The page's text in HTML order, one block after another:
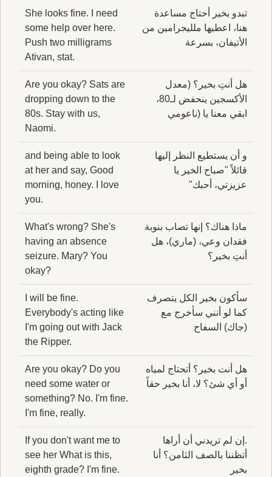
تبدو بخير أحتاج مساعدة
هنا، اعطيها ملليجرامين من
الأتيفان، بسرعة
She looks fine. I need
some help over here.
Push two milligrams
Ativan, stat.
هل أنتِ بخير؟ (معدل
الأكسجين ينحفض لـ80،
ابقي معنا يا (ناعومي
Are you okay? Sats are
dropping down to the
80s. Stay with us,
Naomi.
و أن يستطيع النظر إليها
قائلاً "صباح الخير يا
عزيزتي، أحبك"
and being able to look
at her and say, Good
morning, honey. I love
you.
ماذا هناك؟ إنها تصاب بنوبة
فقدان وعي، (ماري)، هل
أنتِ بخير؟
What's wrong? She's
having an absence
seizure. Mary? You
okay?
سأكون بخير الكل يتصرف
كما لو أنني سأخرج مع
(جاك) السفاح
I will be fine.
Everybody's acting like
I'm going out with Jack
the Ripper.
هل أنت بخير؟ أتحتاج لمياه
أو أي شئ؟ لا، أنا بخير حقاً
Are you okay? Do you
need some water or
something? No. I'm fine.
I'm fine, really.
.إن لم تريدني أن أراها
أتظننا بالصف الثامن؟ أنا
بخير
If you don't want me to
see her What is this,
eighth grade? I'm fine.